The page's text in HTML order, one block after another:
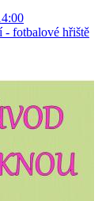
- fotbalové hřiště